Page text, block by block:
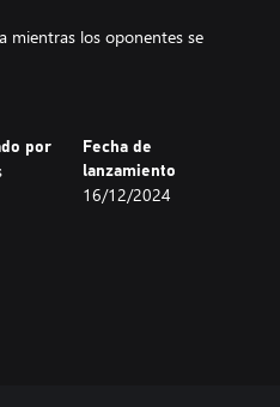
mientras los oponentes se
por
Fecha de
lanzamiento
16/12/2024